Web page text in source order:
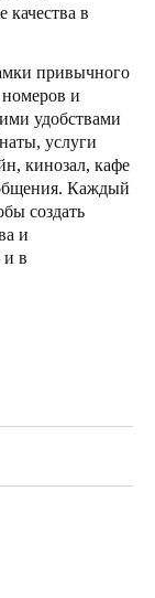
в
привычного
и
удобствами
услуги
кинозал, кафе
Каждый
создать
и
и в